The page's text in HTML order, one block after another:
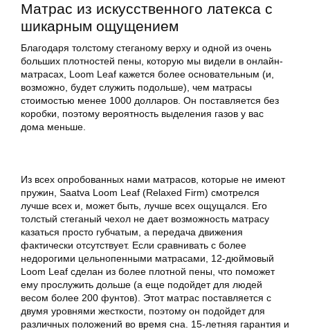
Матрас из искусственного латекса с
шикарным ощущением
Благодаря толстому стеганому верху и одной из очень
больших плотностей пены, которую мы видели в онлайн-
матрасах, Loom Leaf кажется более основательным (и,
возможно, будет служить подольше), чем матрасы
стоимостью менее 1000 долларов. Он поставляется без
коробки, поэтому вероятность выделения газов у вас
дома меньше.
Из всех опробованных нами матрасов, которые не имеют
пружин, Saatva Loom Leaf (Relaxed Firm) смотрелся
лучше всех и, может быть, лучше всех ощущался. Его
толстый стеганый чехол не дает возможность матрасу
казаться просто губчатым, а передача движения
фактически отсутствует. Если сравнивать с более
недорогими цельнопенными матрасами, 12-дюймовый
Loom Leaf сделан из более плотной пены, что поможет
ему прослужить дольше (а еще подойдет для людей
весом более 200 фунтов). Этот матрас поставляется с
двумя уровнями жесткости, поэтому он подойдет для
различных положений во время сна. 15-летняя гарантия и